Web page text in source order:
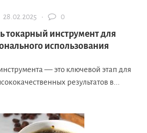
28.02.2025 · 0
токарный инструмент для
использования
— это ключевой этап для
результатов в...